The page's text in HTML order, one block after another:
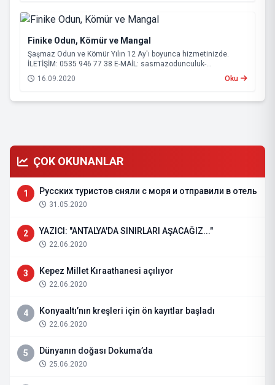
Finike Odun, Kömür ve Mangal
Şaşmaz Odun ve Kömür Yılın 12 Ay'ı boyunca hizmetinizde.
İLETİŞİM: 0535 946 77 38 E-MAİL: sasmazodunculuk-
serik@hotmail.com
16.09.2020 Oku
ÇOK OKUNANLAR
1 Русских туристов сняли с моря и отправили в отель
31.05.2020
2 YAZICI: "ANTALYA'DA SINIRLARI AŞACAĞIZ..."
22.06.2020
3 Kepez Millet Kıraathanesi açılıyor
22.06.2020
4 Konyaaltı’nın kreşleri için ön kayıtlar başladı
22.06.2020
5 Dünyanın doğası Dokuma’da
25.06.2020